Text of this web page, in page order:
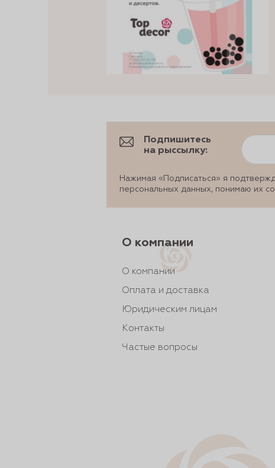
Подпишитесь
на рыссылку:
Нажимая «Подписаться» я
персональных данных, понимаю их
О компании
О компании
Оплата и доставка
Юридическим лицам
Контакты
Частые вопросы